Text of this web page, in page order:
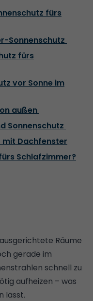
fürs
Sonnenschutz
fürs
vor Sonne im
außen
Sonnenschutz
mit Dachfenster
Schlafzimmer?
Räume
gerade im
schnell zu
aufheizen – was
lässt.